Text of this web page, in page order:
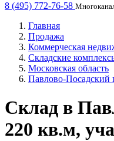
8 (495) 772-76-58
Главная
Продажа
Коммерческая
Складские
Московская область
Павлово-Посадский
Склад в
220 кв.м,